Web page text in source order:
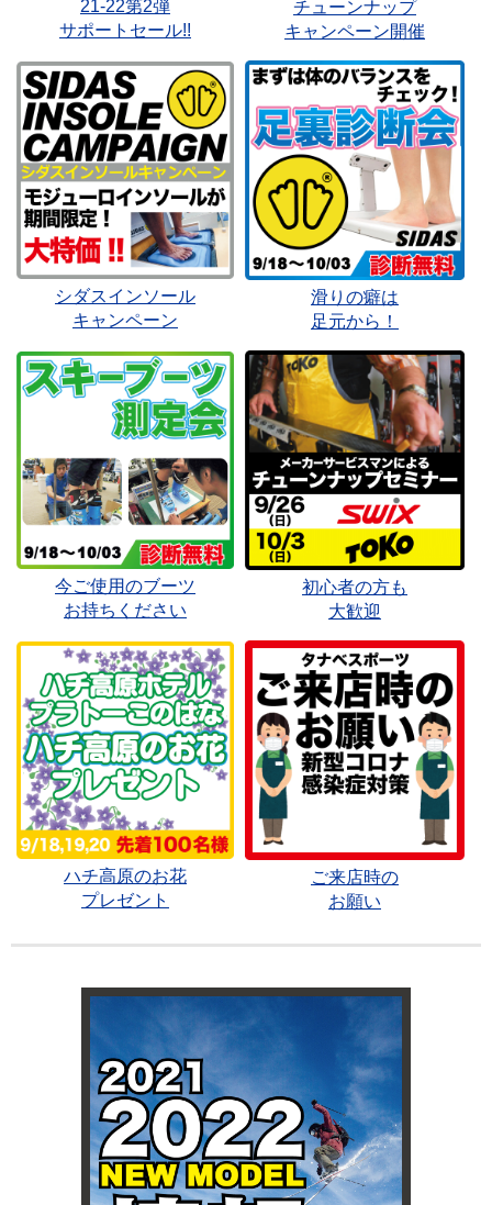
21-22第2弾
サポートセール!!
チューンナップ
キャンペーン開催
シダスインソール
キャンペーン
滑りの癖は
足元から！
今ご使用のブーツ
お持ちください
初心者の方も
大歓迎
ハチ高原のお花
プレゼント
ご来店時の
お願い